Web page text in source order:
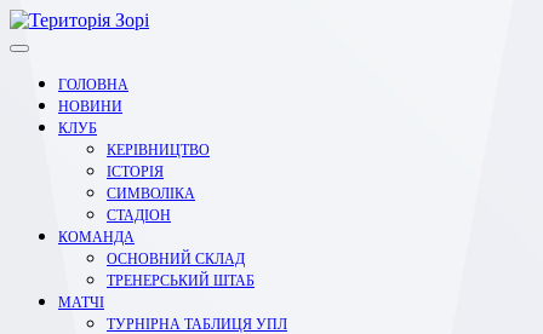
Перейти
до
ГОЛОВНА
НОВИНИ
КЛУБ
КЕРІВНИЦТВО
ІСТОРІЯ
СИМВОЛІКА
СТАДІОН
КОМАНДА
ОСНОВНИЙ СКЛАД
ТРЕНЕРСЬКИЙ ШТАБ
МАТЧІ
ТУРНІРНА ТАБЛИЦЯ УПЛ